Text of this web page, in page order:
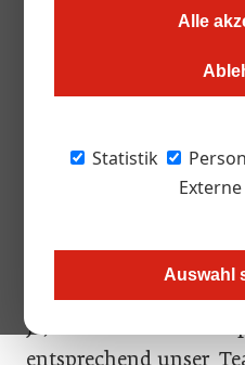
Alle
Statistik
Auswahl
Corona-Krise. Zustelldienste
Grad Umsatzrückgänge
Zustellung zu setzen, die nun
erfährt. Die ÖGZ hat bei
Ja, wir werden weiter
entsprechend unser